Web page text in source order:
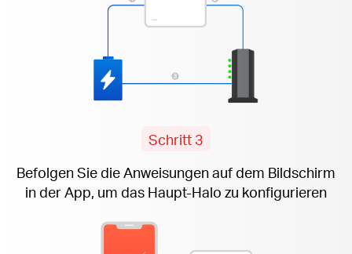
Schritt 3
Befolgen Sie die Anweisungen auf dem Bildschirm
in der App, um das Haupt-Halo zu konfigurieren